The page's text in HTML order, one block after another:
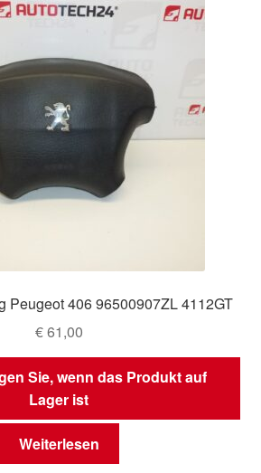
Peugeot 406 96500907ZL 4112GT
€61,00
Sie, wenn das Produkt auf
Lager ist
Weiterlesen